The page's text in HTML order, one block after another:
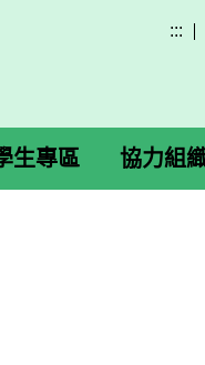
:::
生專區 協力組